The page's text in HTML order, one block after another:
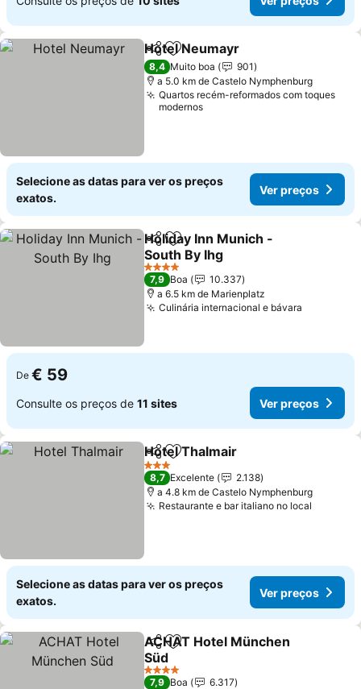
PartilharAdicionar aos favoritos
Hotel Neumayr
8,4 Muito boa
901
a 5.0 km de Castelo Nymphenburg
Quartos recém-reformados com toques
modernos
Selecione as datas para ver os preços
exatos.
Ver preços
PartilharAdicionar aos favoritos
Holiday Inn Munich -
South By Ihg
Ver preços
4 Estrelas
7,9 Boa
10.337
a 6.5 km de Marienplatz
Culinária internacional e bávara
De € 59
Consulte os preços de 11 sites Ver preços
PartilharAdicionar aos favoritos
Hotel Thalmair
3 Estrelas
8,7 Excelente
2.138
a 4.8 km de Castelo Nymphenburg
Restaurante e bar italiano no local
Selecione as datas para ver os preços
exatos.
Ver preços
PartilharAdicionar aos favoritos
ACHAT Hotel München
Süd
Ver preços
4 Estrelas
7,9 Boa
6.317